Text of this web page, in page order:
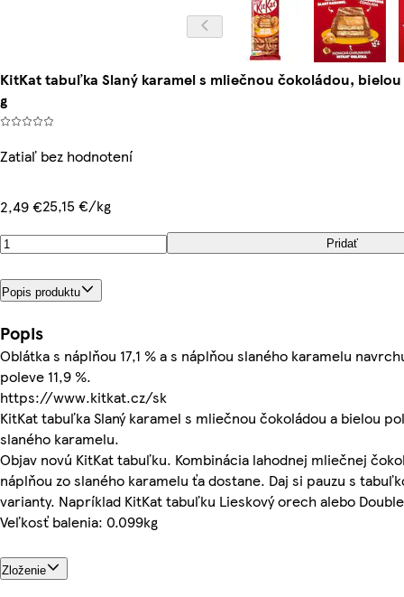
KitKat tabuľka Slaný karamel s mliečnou čokoládou,
g
Zatiaľ bez hodnotení
2,49 €25,15 €/kg
Pridať
Popis produktu
Popis
Oblátka s náplňou 17,1 % a s náplňou slaného karamelu
poleve 11,9 %.
https://www.kitkat.cz/sk
KitKat tabuľka Slaný karamel s mliečnou čokoládou a bielou
slaného karamelu.
Objav novú KitKat tabuľku. Kombinácia lahodnej mliečnej
náplňou zo slaného karamelu ťa dostane. Daj si pauzu s
varianty. Napríklad KitKat tabuľku Lieskový orech alebo
Veľkosť balenia: 0.099kg
Zloženie